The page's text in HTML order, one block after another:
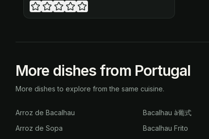
More dishes from Portugal
More dishes to explore from the same cuisine.
Arroz de Bacalhau
Arroz de Sopa
Bacalhau à葡式
Bacalhau Frito